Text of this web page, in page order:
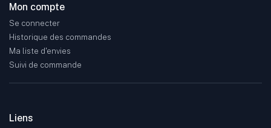
Mon compte
Se connecter
Historique des commandes
Ma liste d'envies
Suivi de commande
Liens